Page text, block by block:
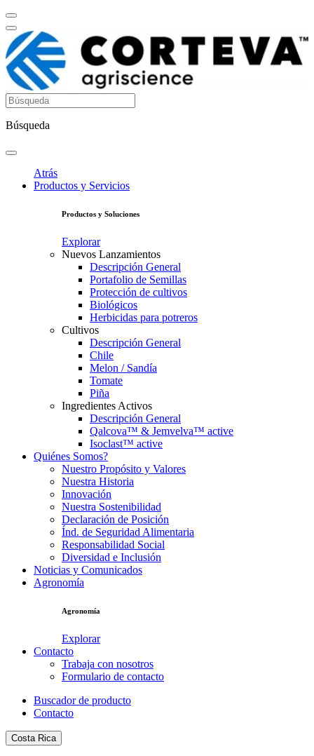
Búsqueda
Atrás
Productos y Servicios
Productos y Soluciones
Explorar
Nuevos Lanzamientos
Descripción General
Portafolio de Semillas
Protección de cultivos
Biológicos
Herbicidas para potreros
Cultivos
Descripción General
Chile
Melon / Sandía
Tomate
Piña
Ingredientes Activos
Descripción General
Qalcova™ & Jemvelva™ active
Isoclast™ active
Quiénes Somos?
Nuestro Propósito y Valores
Nuestra Historia
Innovación
Nuestra Sostenibilidad
Declaración de Posición
Índ. de Seguridad Alimentaria
Responsabilidad Social
Diversidad e Inclusión
Noticias y Comunicados
Agronomía
Agronomía
Explorar
Contacto
Trabaja con nosotros
Formulario de contacto
Buscador de producto
Contacto
Costa Rica